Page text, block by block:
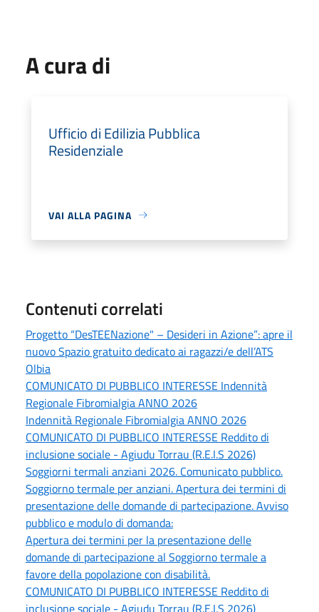
A cura di
Ufficio di Edilizia Pubblica
Residenziale
VAI ALLA PAGINA
Contenuti correlati
Progetto “DesTEENazione" – Desideri in Azione”: apre il
nuovo Spazio gratuito dedicato ai ragazzi/e dell’ATS
Olbia
COMUNICATO DI PUBBLICO INTERESSE Indennità
Regionale Fibromialgia ANNO 2026
Indennità Regionale Fibromialgia ANNO 2026
COMUNICATO DI PUBBLICO INTERESSE Reddito di
inclusione sociale - Agiudu Torrau (R.E.I.S 2026)
Soggiorni termali anziani 2026. Comunicato pubblico.
Soggiorno termale per anziani. Apertura dei termini di
presentazione delle domande di partecipazione. Avviso
pubblico e modulo di domanda:
Apertura dei termini per la presentazione delle
domande di partecipazione al Soggiorno termale a
favore della popolazione con disabilità.
COMUNICATO DI PUBBLICO INTERESSE Reddito di
inclusione sociale - Agiudu Torrau (R.E.I.S 2026)